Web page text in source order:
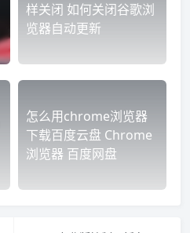
样关闭 如何关闭谷歌浏
览器自动更新
怎么用chrome浏览器
下载百度云盘 Chrome
浏览器 百度网盘